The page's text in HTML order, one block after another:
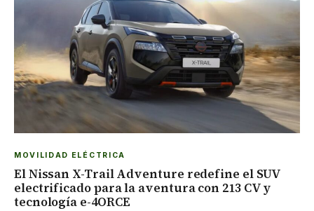
MOVILIDAD ELÉCTRICA
El Nissan X-Trail Adventure redefine el SUV
electrificado para la aventura con 213 CV y
tecnología e-4ORCE